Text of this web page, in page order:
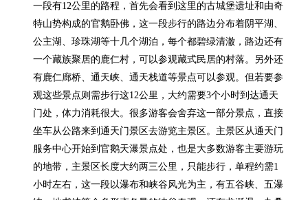
一段有12公里的路程，首先会看到这里的古城堡遗址和由奇
特山势构成的官鹅卧佛，这一段步行的路边分布着阴平湖、
公主湖、珍珠湖等十几个湖泊，每个都碧绿清澈，路边还有
一个藏族聚居的鹿仁村，可以参观藏式民居的村落。另外还
有鹿仁廊桥、通天峡、通天栈道等景点可以参观。但若要参
观这些景点则需步行这12公里，大约需要3个小时到达通天
门处，体力消耗很大。很多游客会舍弃这一部分景点，直接
坐车从公路来到通天门景区去游览主景区。主景区从通天门
服务中心开始到官鹅天瀑景点处，也是大多数游客主要游玩
的地带，主景区长度大约两三公里，只能步行，单程约需1
小时左右，这一段以瀑布和峡谷风光为主，有五谷峡、五瀑